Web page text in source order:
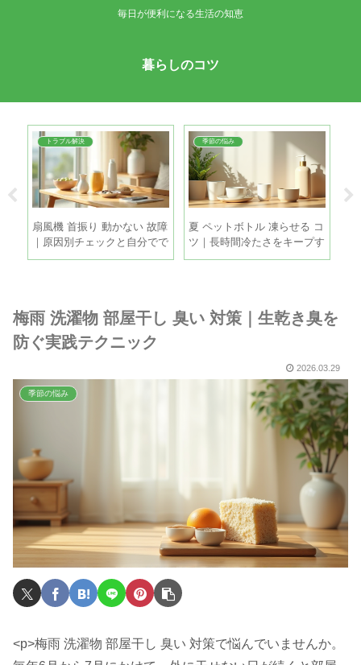
毎日が便利になる生活の知恵
暮らしのコツ
トラブル解決
扇風機 首振り 動かない 故障
｜原因別チェックと自分でで
きる直し方
季節の悩み
夏 ペットボトル 凍らせる コ
ツ｜長時間冷たさをキープす
る5つの方法
梅雨 洗濯物 部屋干し 臭い 対策｜生乾き臭を
防ぐ実践テクニック
2026.03.29
季節の悩み
<p>梅雨 洗濯物 部屋干し 臭い 対策で悩んでいませんか。